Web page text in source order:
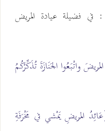
: في فضيلة عيادة المريض
واتْبَعُوا الجَنَازَةَ تُذَكِّرْكُمُ
المَريضِ يَمْشي في مَخْرَفَةِ